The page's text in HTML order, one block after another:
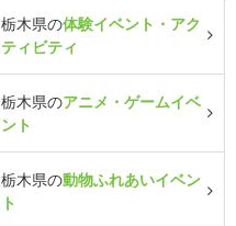
栃木県の体験イベント・アク
ティビティ
栃木県のアニメ・ゲームイベ
ント
栃木県の動物ふれあいイベン
ト